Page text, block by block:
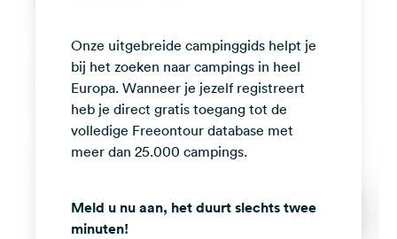
Facebook
Instagram
Onze uitgebreide campinggids helpt je
bij het zoeken naar campings in heel
Europa. Wanneer je jezelf registreert
heb je direct gratis toegang tot de
volledige Freeontour database met
meer dan 25.000 campings.
Meld u nu aan, het duurt slechts twee
minuten!